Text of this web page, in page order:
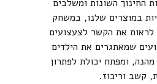
החינוך השונות ומשלבים
במוצרים שלנו, במשחק
לראות את הקשר לצעצועים
שמאתגרים את הילדים
ומפתח יכולת לפתרון
קשב וריכוז.